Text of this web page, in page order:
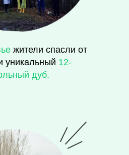
жители спасли от
уникальный 12-
дуб.